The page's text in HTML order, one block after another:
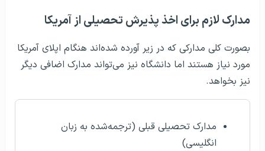
مدارک لازم برای اخذ پذیرش تحصیلی از آمریکا
بصورت کلی مدارکی که در زیر آورده شده‌اند هنگام اپلای آمریکا
مورد نیاز هستند اما دانشگاه نیز می‌تواند مدارک اضافی دیگر
نیز بخواهد.
مدارک تحصیلی قبلی (ترجمه‌شده به زبان
انگلیسی)